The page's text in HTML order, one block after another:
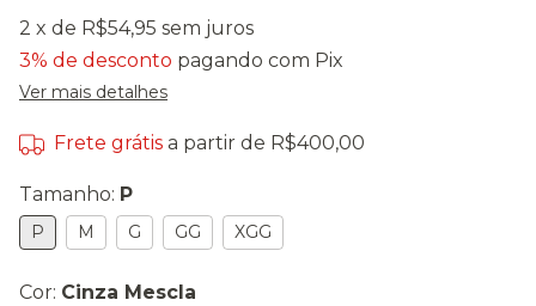
2 x de R$54,95 sem juros
3% de desconto pagando com Pix
Ver mais detalhes
Frete grátis a partir de R$400,00
Tamanho: P
P M G GG XGG
Cor: Cinza Mescla